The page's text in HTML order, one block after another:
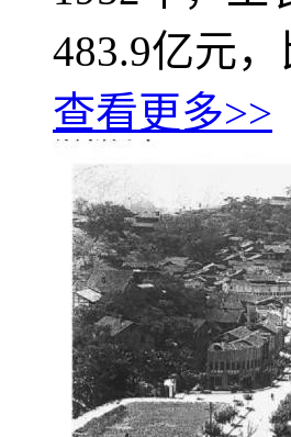
483.9亿元
查看更多>>